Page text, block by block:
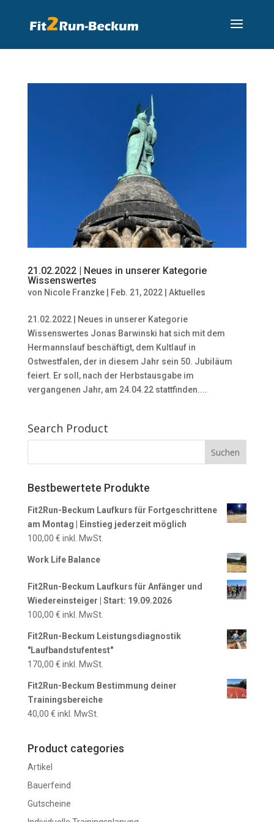
21.02.2022 | Neues in unserer Kategorie
Wissenswertes
von Nicole Franzke| Feb. 21, 2022| Aktuelles
21.02.2022 | Neues in unserer Kategorie
Wissenswertes Jonas Barwinski hat sich mit dem
Hermannslauf beschäftigt, dem Kultlauf in
Ostwestfalen, der in diesem Jahr sein 50. Jubiläum
feiert. Er soll, nach der Herbstausgabe im
vergangenen Jahr, am 24.04.22 stattfinden....
Search Product
Bestbewertete Produkte
Fit2Run-Beckum Laufkurs für Fortgeschrittene
am Montag | Einstieg jederzeit möglich
100,00 € inkl. MwSt.
Work Life Balance
Fit2Run-Beckum Laufkurs für Anfänger und
Wiedereinsteiger | Start: 19.09.2026
100,00 € inkl. MwSt.
Fit2Run-Beckum Leistungsdiagnostik
"Laufbandstufentest"
170,00 € inkl. MwSt.
Fit2Run-Beckum Bestimmung deiner
Trainingsbereiche
40,00 € inkl. MwSt.
Product categories
Artikel
Bauerfeind
Gutscheine